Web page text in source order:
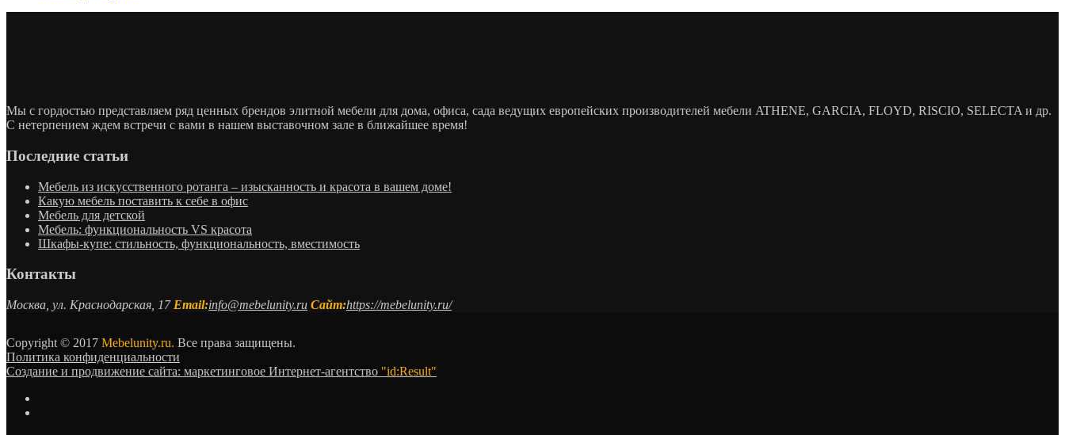
Мы с гордостью представляем ряд ценных брендов элитной мебели для дома, офиса, сада ведущих европейских производителей мебели ATHENE, GARCIA, FLOYD, RISCIO, SELECTA и др.
С нетерпением ждем встречи с вами в нашем выставочном зале в ближайшее время!
Последние статьи
Мебель из искусственного ротанга – изысканность и красота в вашем доме!
Какую мебель поставить к себе в офис
Мебель для детской
Мебель: функциональность VS красота
Шкафы-купе: стильность, функциональность, вместимость
Контакты
Москва, ул. Краснодарская, 17 Email:info@mebelunity.ru Сайт:https://mebelunity.ru/
Copyright © 2017 Mebelunity.ru. Все права защищены.
Политика конфиденциальности
Создание и продвижение сайта: маркетинговое Интернет-агентство "id:Result"